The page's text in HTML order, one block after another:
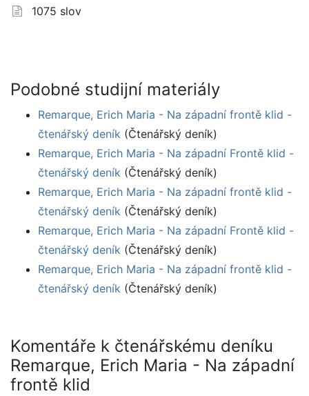
1075 slov
Podobné studijní materiály
Remarque, Erich Maria - Na západní frontě klid -
čtenářský deník (Čtenářský deník)
Remarque, Erich Maria - Na západní Frontě klid -
čtenářský deník (Čtenářský deník)
Remarque, Erich Maria - Na západní frontě klid -
čtenářský deník (Čtenářský deník)
Remarque, Erich Maria - Na západní Frontě klid -
čtenářský deník (Čtenářský deník)
Remarque, Erich Maria - Na západní frontě klid -
čtenářský deník (Čtenářský deník)
Komentáře k čtenářskému deníku
Remarque, Erich Maria - Na západní
frontě klid